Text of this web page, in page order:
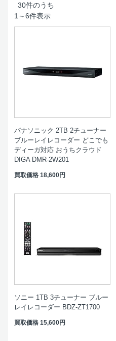
30件のうち
1 ～6件表示
パナソニック 2TB 2チューナー
ブルーレイレコーダー どこでも
ディーガ対応 おうちクラウド
DIGA DMR-2W201
買取価格 18,600円
ソニー 1TB 3チューナー ブルー
レイレコーダー BDZ-ZT1700
買取価格 15,600円